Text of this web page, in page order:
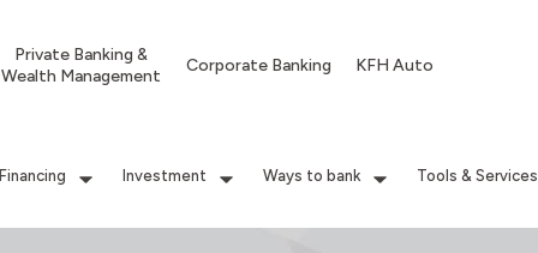
Private Banking &
Wealth Management
Corporate Banking KFH Auto
Financing Investment Ways to bank Tools & Services